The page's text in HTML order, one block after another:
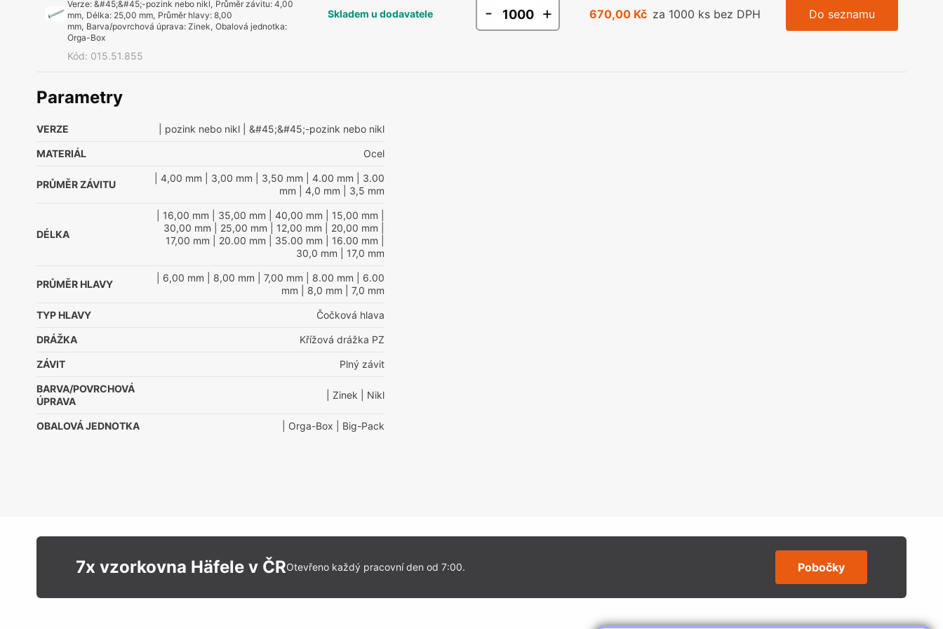
Verze: &#45;&#45;-pozink nebo nikl, Průměr závitu: 4,00
mm, Délka: 25,00 mm, Průměr hlavy: 8,00
mm, Barva/povrchová úprava: Zinek, Obalová jednotka:
Orga-Box
Kód: 015.51.855
Skladem u dodavatele - + 670,00 Kč za 1000 ks bez DPH Do seznamu
Parametry
VERZE | pozink nebo nikl | &#45;&#45;-pozink nebo nikl
MATERIÁL Ocel
PRŮMĚR ZÁVITU
| 4,00 mm | 3,00 mm | 3,50 mm | 4.00 mm | 3.00
mm | 4,0 mm | 3,5 mm
DÉLKA
| 16,00 mm | 35,00 mm | 40,00 mm | 15,00 mm
30,00 mm | 25,00 mm | 12,00 mm | 20,00 mm
17,00 mm | 20.00 mm | 35.00 mm | 16.00 mm
30,0 mm | 17,0 mm
PRŮMĚR HLAVY
| 6,00 mm | 8,00 mm | 7,00 mm | 8.00 mm | 6.00
mm | 8,0 mm | 7,0 mm
TYP HLAVY Čočková hlava
DRÁŽKA Křížová drážka PZ
ZÁVIT Plný závit
BARVA/POVRCHOVÁ
ÚPRAVA
| Zinek | Nikl
OBALOVÁ JEDNOTKA | Orga-Box | Big-Pack
7x vzorkovna Häfele v ČROtevřeno každý pracovní den od 7:00. Pobočky